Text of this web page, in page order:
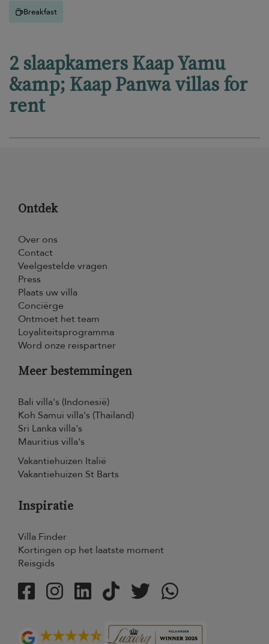
Breakfast
2 slaapkamers Kaap Yamu
&amp; Kaap Panwa villas for
rent
Ontdek
Over ons
Contact
Veelgestelde vragen
Press
Plaats uw villa
Conciërge
Ontmoet het team
Loyaliteitsprogramma
Word onze reispartner
Meer bestemmingen
Bali villa's (Indonesië)
Koh Samui villa's (Thailand)
Sri Lanka villa's
Mauritius villa's
Vakantiehuizen Italië
Vakantiehuizen St Barts
Inspiratie
Villa Finder
Kortingen op het laatste moment
Reisgids